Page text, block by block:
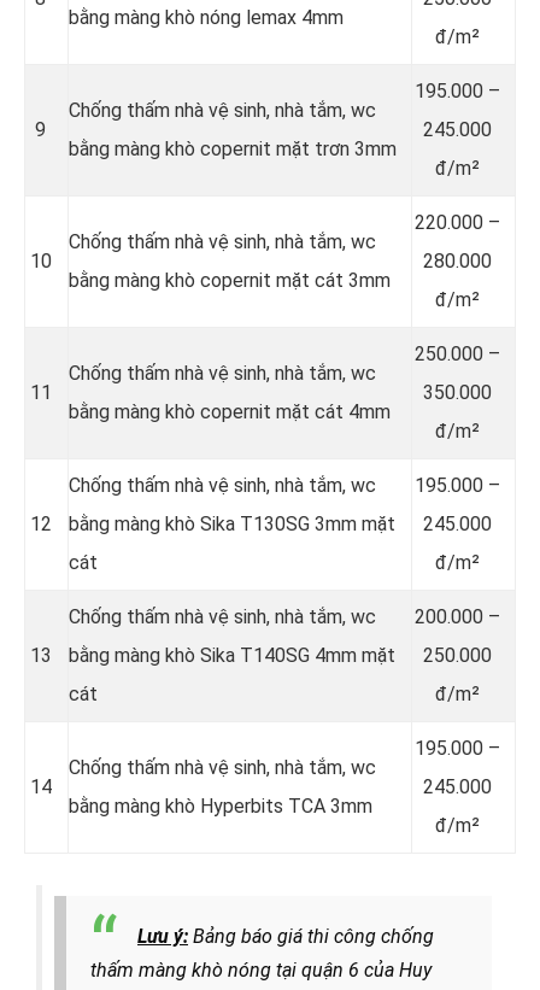
bằng màng khò nóng lemax 4mm
đ/m²
9
Chống thấm nhà vệ sinh, nhà tắm, wc
bằng màng khò copernit mặt trơn 3mm
195.000 –
245.000
đ/m²
10
Chống thấm nhà vệ sinh, nhà tắm, wc
bằng màng khò copernit mặt cát 3mm
220.000 –
280.000
đ/m²
11
Chống thấm nhà vệ sinh, nhà tắm, wc
bằng màng khò copernit mặt cát 4mm
250.000 –
350.000
đ/m²
12
Chống thấm nhà vệ sinh, nhà tắm, wc
bằng màng khò Sika T130SG 3mm mặt
cát
195.000 –
245.000
đ/m²
13
Chống thấm nhà vệ sinh, nhà tắm, wc
bằng màng khò Sika T140SG 4mm mặt
cát
200.000 –
250.000
đ/m²
14
Chống thấm nhà vệ sinh, nhà tắm, wc
bằng màng khò Hyperbits TCA 3mm
195.000 –
245.000
đ/m²
Lưu ý: Bảng báo giá thi công chống
thấm màng khò nóng tại quận 6 của Huy